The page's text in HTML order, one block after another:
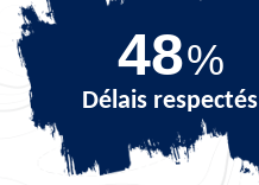
68%
Délais respectés